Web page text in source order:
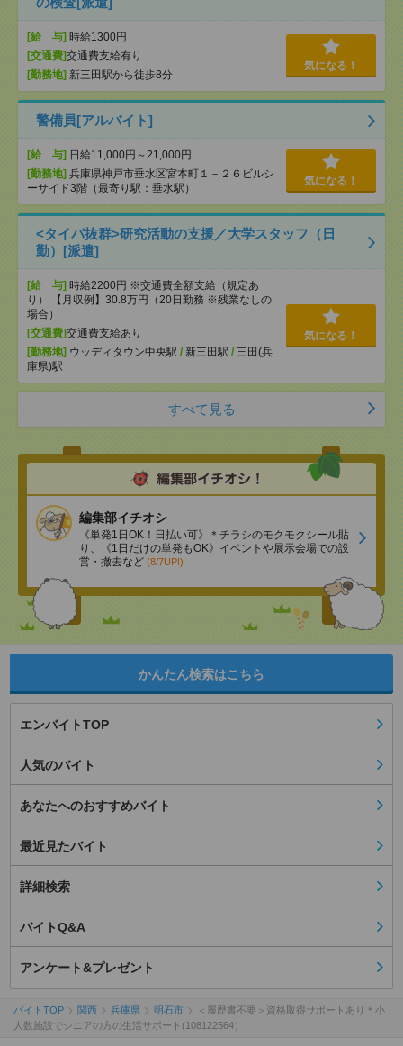
[給 与] 時給1300円
[交通費]交通費支給有り
[勤務地] 新三田駅から徒歩8分
気になる！
警備員[アルバイト]
[給 与] 日給11,000円～21,000円
[勤務地] 兵庫県神戸市垂水区宮本町１－２６ビルシ
ーサイド3階（最寄り駅：垂水駅）
気になる！
<タイパ抜群>研究活動の支援／大学スタッフ（日
勤）[派遣]
[給 与] 時給2200円 ※交通費全額支給（規定あ
り） 【月収例】30.8万円（20日勤務 ※残業なしの
場合）
[交通費]交通費支給あり
[勤務地] ウッディタウン中央駅 / 新三田駅 / 三田(兵
庫県)駅
気になる！
すべて見る
編集部イチオシ
《単発1日OK！日払い可》＊チラシのモクモクシール貼
り、《1日だけの単発もOK》イベントや展示会場での設
営・撤去など (8/7UP!)
かんたん検索はこちら
エンバイトTOP
人気のバイト
あなたへのおすすめバイト
最近見たバイト
詳細検索
バイトQ&A
アンケート&プレゼント
バイトTOP 関西 兵庫県 明石市
＜履歴書不要＞資格取得サポートあり＊小
人数施設でシニアの方の生活サポート(108122564）